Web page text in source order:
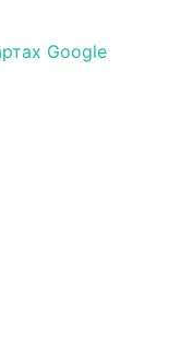
Google